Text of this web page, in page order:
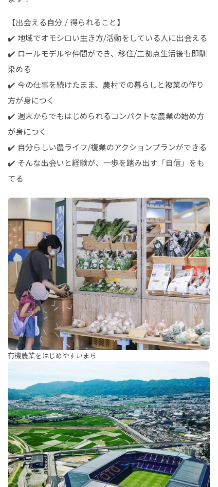
【出会える自分 / 得られること】
✔️ 地域でオモシロい生き方/活動をしている人に出会える
✔️ ロールモデルや仲間ができ、移住/二拠点生活後も即馴
染める
✔️ 今の仕事を続けたまま、農村での暮らしと複業の作り
方が身につく
✔️ 週末からでもはじめられるコンパクトな農業の始め方
が身につく
✔️ 自分らしい農ライフ/複業のアクションプランができる
✔️ そんな出会いと経験が、一歩を踏み出す「自信」をも
てる
有機農業をはじめやすいまち